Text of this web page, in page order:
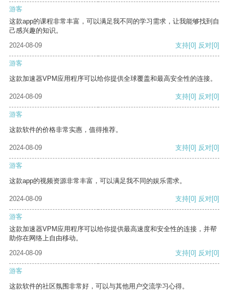
游客
这款app的课程非常丰富，可以满足我不同的学习需求，让我能够找到自
己感兴趣的知识。
2024-08-09
支持[0] 反对[0]
游客
这款加速器VPM应用程序可以给你提供全球覆盖和最高安全性的连接。
2024-08-09 支持[0] 反对[0]
游客
这款软件的价格非常实惠，值得推荐。
2024-08-09 支持[0] 反对[0]
游客
这款app的视频资源非常丰富，可以满足我不同的娱乐需求。
2024-08-09 支持[0] 反对[0]
游客
这款加速器VPM应用程序可以给你提供最高速度和安全性的连接，并帮
助你在网络上自由移动。
2024-08-09
支持[0] 反对[0]
游客
这款软件的社区氛围非常好，可以与其他用户交流学习心得。